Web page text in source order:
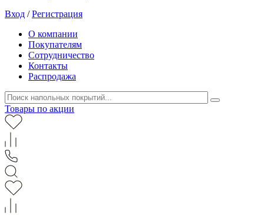
Вход /Регистрация
О компании
Покупателям
Сотрудничество
Контакты
Распродажа
Товары по акции